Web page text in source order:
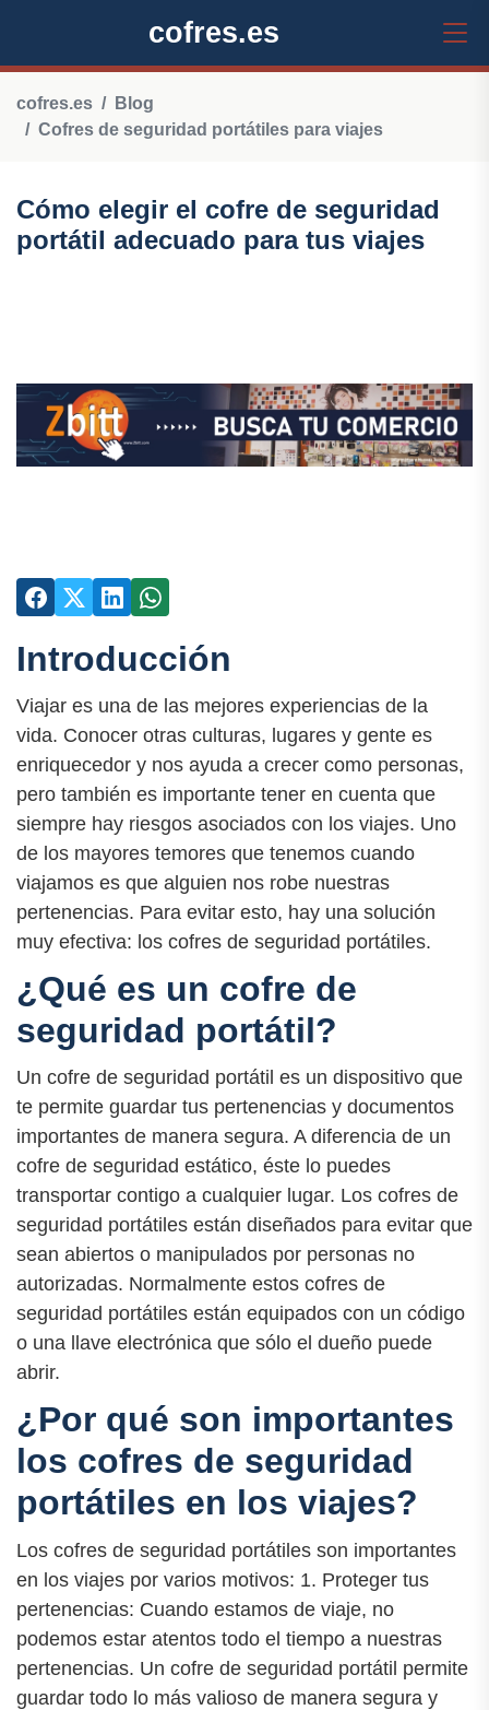
cofres.es
cofres.es
Blog
Cofres de seguridad portátiles para viajes
Cómo elegir el cofre de seguridad
portátil adecuado para tus viajes
Introducción
Viajar es una de las mejores experiencias de la
vida. Conocer otras culturas, lugares y gente es
enriquecedor y nos ayuda a crecer como personas,
pero también es importante tener en cuenta que
siempre hay riesgos asociados con los viajes. Uno
de los mayores temores que tenemos cuando
viajamos es que alguien nos robe nuestras
pertenencias. Para evitar esto, hay una solución
muy efectiva: los cofres de seguridad portátiles.
¿Qué es un cofre de
seguridad portátil?
Un cofre de seguridad portátil es un dispositivo que
te permite guardar tus pertenencias y documentos
importantes de manera segura. A diferencia de un
cofre de seguridad estático, éste lo puedes
transportar contigo a cualquier lugar. Los cofres de
seguridad portátiles están diseñados para evitar que
sean abiertos o manipulados por personas no
autorizadas. Normalmente estos cofres de
seguridad portátiles están equipados con un código
o una llave electrónica que sólo el dueño puede
abrir.
¿Por qué son importantes
los cofres de seguridad
portátiles en los viajes?
Los cofres de seguridad portátiles son importantes
en los viajes por varios motivos: 1. Proteger tus
pertenencias: Cuando estamos de viaje, no
podemos estar atentos todo el tiempo a nuestras
pertenencias. Un cofre de seguridad portátil permite
guardar todo lo más valioso de manera segura y